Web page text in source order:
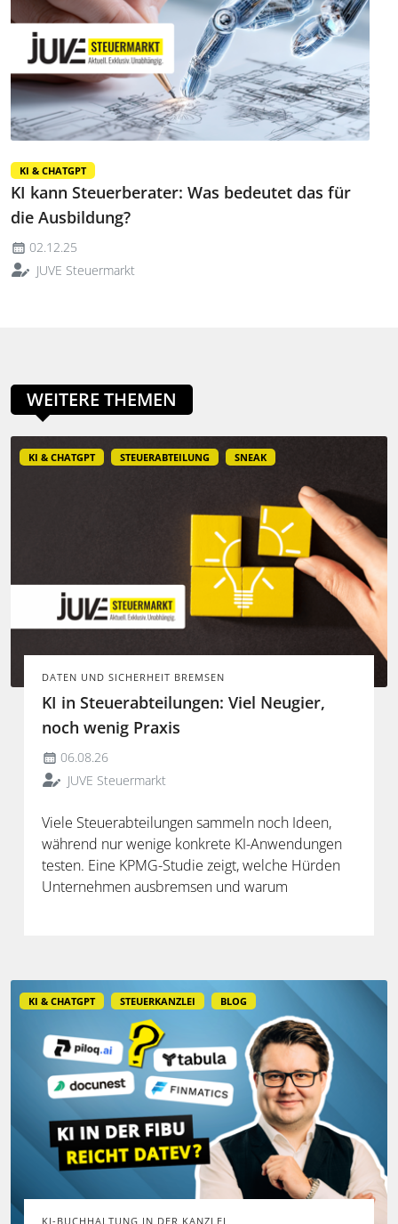
KI & CHATGPT
KI kann Steuerberater: Was bedeutet das für
die Ausbildung?
02.12.25
JUVE Steuermarkt
WEITERE THEMEN
KI & CHATGPT STEUERABTEILUNG SNEAK
DATEN UND SICHERHEIT BREMSEN
KI in Steuerabteilungen: Viel Neugier,
noch wenig Praxis
06.08.26
JUVE Steuermarkt
Viele Steuerabteilungen sammeln noch Ideen,
während nur wenige konkrete KI-Anwendungen
testen. Eine KPMG-Studie zeigt, welche Hürden
Unternehmen ausbremsen und warum
KI & CHATGPT STEUERKANZLEI BLOG
KI-BUCHHALTUNG IN DER KANZLEI